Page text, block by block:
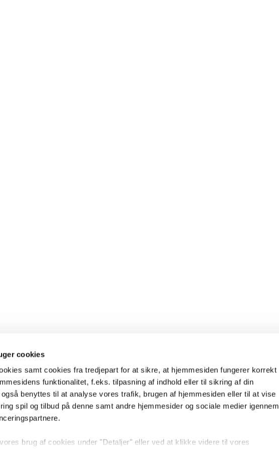
cookies
samt cookies fra tredjepart for at sikre, at hjemmesiden fungerer korrekt
funktionalitet, f.eks. tilpasning af indhold eller til sikring af din
benyttes til at analyse vores trafik, brugen af hjemmesiden eller til at vise
spil og tilbud på denne samt andre hjemmesider og sociale medier igennem
brug af cookies under "Detaljer" eller ved at klikke videre til vores